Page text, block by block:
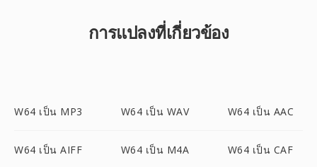
การแปลงที่เกี่ยวข้อง
W64 เป็น MP3 W64 เป็น WAV W64 เป็น AAC
W64 เป็น AIFF W64 เป็น M4A W64 เป็น CAF